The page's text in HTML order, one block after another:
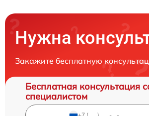
Нужна
Закажите бесплатную
Бесплатная консультация
специалистом